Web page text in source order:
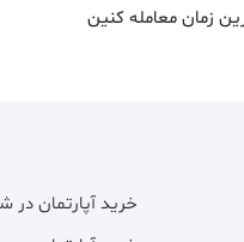
خرید آپارتمان